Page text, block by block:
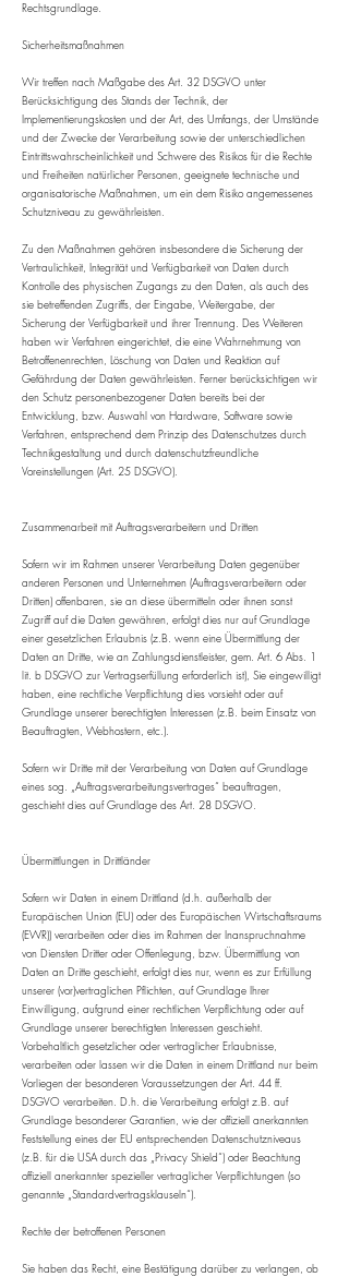
Rechtsgrundlage.
Sicherheitsmaßnahmen
Wir treffen nach Maßgabe des Art. 32 DSGVO unter
Berücksichtigung des Stands der Technik, der
Implementierungskosten und der Art, des Umfangs, der Umstände
und der Zwecke der Verarbeitung sowie der unterschiedlichen
Eintrittswahrscheinlichkeit und Schwere des Risikos für die Rechte
und Freiheiten natürlicher Personen, geeignete technische und
organisatorische Maßnahmen, um ein dem Risiko angemessenes
Schutzniveau zu gewährleisten.
Zu den Maßnahmen gehören insbesondere die Sicherung der
Vertraulichkeit, Integrität und Verfügbarkeit von Daten durch
Kontrolle des physischen Zugangs zu den Daten, als auch des
sie betreffenden Zugriffs, der Eingabe, Weitergabe, der
Sicherung der Verfügbarkeit und ihrer Trennung. Des Weiteren
haben wir Verfahren eingerichtet, die eine Wahrnehmung von
Betroffenenrechten, Löschung von Daten und Reaktion auf
Gefährdung der Daten gewährleisten. Ferner berücksichtigen wir
den Schutz personenbezogener Daten bereits bei der
Entwicklung, bzw. Auswahl von Hardware, Software sowie
Verfahren, entsprechend dem Prinzip des Datenschutzes durch
Technikgestaltung und durch datenschutzfreundliche
Voreinstellungen (Art. 25 DSGVO).
Zusammenarbeit mit Auftragsverarbeitern und Dritten
Sofern wir im Rahmen unserer Verarbeitung Daten gegenüber
anderen Personen und Unternehmen (Auftragsverarbeitern oder
Dritten) offenbaren, sie an diese übermitteln oder ihnen sonst
Zugriff auf die Daten gewähren, erfolgt dies nur auf Grundlage
einer gesetzlichen Erlaubnis (z.B. wenn eine Übermittlung der
Daten an Dritte, wie an Zahlungsdienstleister, gem. Art. 6 Abs. 1
lit. b DSGVO zur Vertragserfüllung erforderlich ist), Sie eingewilligt
haben, eine rechtliche Verpflichtung dies vorsieht oder auf
Grundlage unserer berechtigten Interessen (z.B. beim Einsatz von
Beauftragten, Webhostern, etc.).
Sofern wir Dritte mit der Verarbeitung von Daten auf Grundlage
eines sog. „Auftragsverarbeitungsvertrages“ beauftragen,
geschieht dies auf Grundlage des Art. 28 DSGVO.
Übermittlungen in Drittländer
Sofern wir Daten in einem Drittland (d.h. außerhalb der
Europäischen Union (EU) oder des Europäischen Wirtschaftsraums
(EWR)) verarbeiten oder dies im Rahmen der Inanspruchnahme
von Diensten Dritter oder Offenlegung, bzw. Übermittlung von
Daten an Dritte geschieht, erfolgt dies nur, wenn es zur Erfüllung
unserer (vor)vertraglichen Pflichten, auf Grundlage Ihrer
Einwilligung, aufgrund einer rechtlichen Verpflichtung oder auf
Grundlage unserer berechtigten Interessen geschieht.
Vorbehaltlich gesetzlicher oder vertraglicher Erlaubnisse,
verarbeiten oder lassen wir die Daten in einem Drittland nur beim
Vorliegen der besonderen Voraussetzungen der Art. 44 ff.
DSGVO verarbeiten. D.h. die Verarbeitung erfolgt z.B. auf
Grundlage besonderer Garantien, wie der offiziell anerkannten
Feststellung eines der EU entsprechenden Datenschutzniveaus
(z.B. für die USA durch das „Privacy Shield“) oder Beachtung
offiziell anerkannter spezieller vertraglicher Verpflichtungen (so
genannte „Standardvertragsklauseln“).
Rechte der betroffenen Personen
Sie haben das Recht, eine Bestätigung darüber zu verlangen, ob